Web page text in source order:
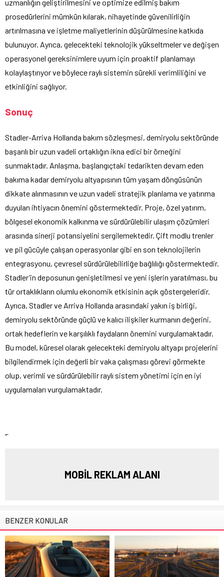
uzmanlığın geliştirilmesini ve optimize edilmiş bakım
prosedürlerini mümkün kılarak, nihayetinde güvenilirliğin
artırılmasına ve işletme maliyetlerinin düşürülmesine katkıda
bulunuyor. Ayrıca, gelecekteki teknolojik yükseltmeler ve değişen
operasyonel gereksinimlere uyum için proaktif planlamayı
kolaylaştırıyor ve böylece raylı sistemin sürekli verimliliğini ve
etkinliğini sağlıyor.
Sonuç
Stadler-Arriva Hollanda bakım sözleşmesi, demiryolu sektöründe
başarılı bir uzun vadeli ortaklığın ikna edici bir örneğini
sunmaktadır. Anlaşma, başlangıçtaki tedarikten devam eden
bakıma kadar demiryolu altyapısının tüm yaşam döngüsünün
dikkate alınmasının ve uzun vadeli stratejik planlama ve yatırıma
duyulan ihtiyacın önemini göstermektedir. Proje, özel yatırım,
bölgesel ekonomik kalkınma ve sürdürülebilir ulaşım çözümleri
arasında sinerji potansiyelini sergilemektedir. Çift modlu trenler
ve pil gücüyle çalışan operasyonlar gibi en son teknolojilerin
entegrasyonu, çevresel sürdürülebilirliğe bağlılığı göstermektedir.
Stadler’in deposunun genişletilmesi ve yeni işlerin yaratılması, bu
tür ortaklıkların olumlu ekonomik etkisinin açık göstergeleridir.
Ayrıca, Stadler ve Arriva Hollanda arasındaki yakın iş birliği,
demiryolu sektöründe güçlü ve kalıcı ilişkiler kurmanın değerini,
ortak hedeflerin ve karşılıklı faydaların önemini vurgulamaktadır.
Bu model, küresel olarak gelecekteki demiryolu altyapı projelerini
bilgilendirmek için değerli bir vaka çalışması görevi görmekte
olup, verimli ve sürdürülebilir raylı sistem yönetimi için en iyi
uygulamaları vurgulamaktadır.
“`
MOBİL REKLAM ALANI
BENZER KONULAR